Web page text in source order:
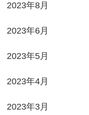
2023年8月
2023年6月
2023年5月
2023年4月
2023年3月